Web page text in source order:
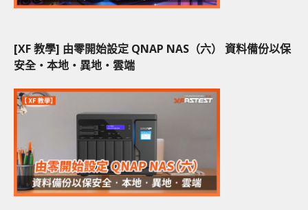
[XF 教學] 由零開始設定 QNAP NAS（六） 資料備份以保
安全‧本地‧異地‧雲端